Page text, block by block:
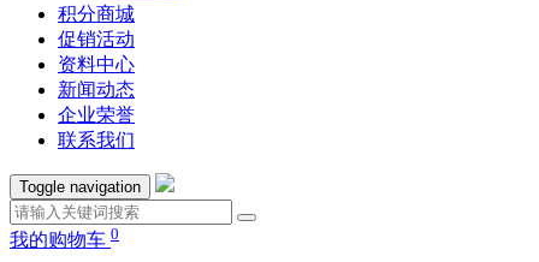
积分商城
促销活动
资料中心
新闻动态
企业荣誉
联系我们
Toggle navigation
我的购物车 0